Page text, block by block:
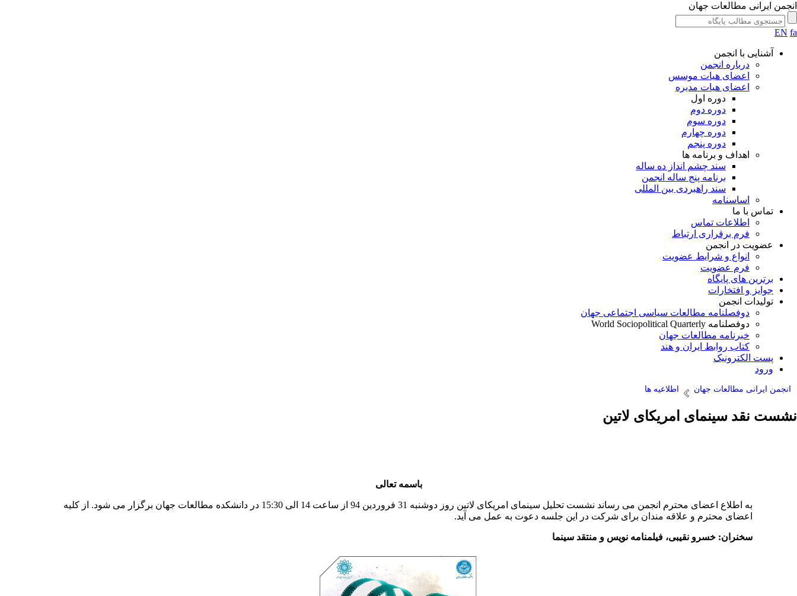
انجمن ایرانی مطالعات جهان
EN fa
آشنایی با انجمن
درباره انجمن
اعضای هیات موسس
اعضای هیات مدیره
دوره اول
دوره دوم
دوره سوم
دوره چهارم
دوره پنجم
اهداف و برنامه ها
سند چشم انداز ده ساله
برنامه پنج ساله انجمن
سند راهبردی بین المللی
اساسنامه
تماس با ما
اطلاعات تماس
فرم برقراری ارتباط
عضویت در انجمن
انواع و شرایط عضویت
فرم عضویت
برترین های پایگاه
جوایز و افتخارات
تولیدات انجمن
دوفصلنامه مطالعات سیاسی اجتماعی جهان
دوفصلنامه World Sociopolitical Quarterly
خبرنامه مطالعات جهان
کتاب روابط ایران و هند
پست الکترونیک
ورود
انجمن ایرانی مطالعات جهان اطلاعیه ها
نشست نقد سینمای امریکای لاتین
باسمه تعالی
به اطلاع اعضای محترم انجمن می رساند نشست تحلیل سینمای امریکای لاتین روز دوشنبه 31 فروردین 94 از ساعت 14 الی 15:30 در دانشکده مطالعات جهان برگزار می شود. از کلیه
اعضای محترم و علاقه مندان برای شرکت در این جلسه دعوت به عمل می آید.
سخنران: خسرو نقیبی، فیلمنامه نویس و منتقد سینما